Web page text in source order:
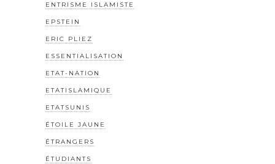
ENTRISME ISLAMISTE
EPSTEIN
ERIC PLIEZ
ESSENTIALISATION
ETAT-NATION
ETATISLAMIQUE
ETATSUNIS
ÉTOILE JAUNE
ÉTRANGERS
ÉTUDIANTS